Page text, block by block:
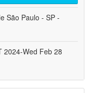
São Paulo - SP -
2024-Wed Feb 28